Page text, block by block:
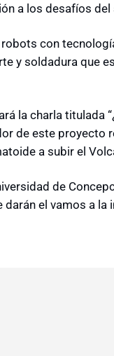
a los desafíos
con
y soldadura que
la charla titulada
de este proyecto
a subir el
de
el vamos a la